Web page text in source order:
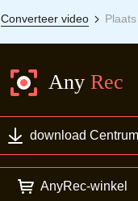
Converteer video
download Centrum
AnyRec-winkel